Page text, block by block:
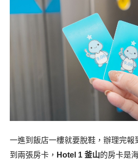
一進到飯店一樓就要脫鞋，辦理完報
到兩張房卡， Hotel 1 釜山的房卡是